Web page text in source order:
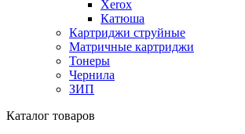
Xerox
Катюша
Картриджи струйные
Матричные картриджи
Тонеры
Чернила
ЗИП
Каталог товаров